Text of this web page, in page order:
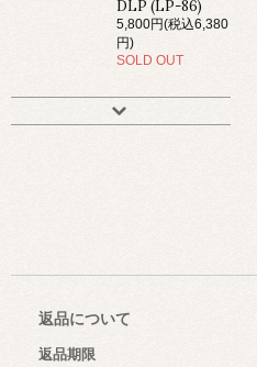
DLP (LP-86)
5,800円(税込6,380
円)
SOLD OUT
返品について
返品期限